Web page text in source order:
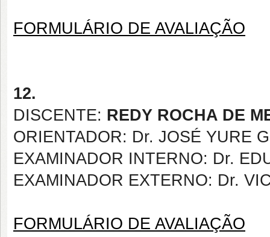
FORMULÁRIO DE AVALIAÇÃO
12.
DISCENTE: REDY ROCHA DE
ORIENTADOR: Dr. JOSÉ YURE
EXAMINADOR INTERNO: Dr.
EXAMINADOR EXTERNO: Dr.
FORMULÁRIO DE AVALIAÇÃO